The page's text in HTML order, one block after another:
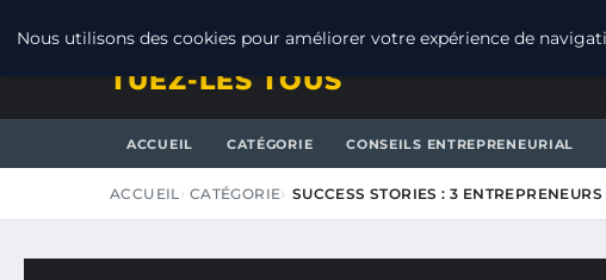
TUEZ-LES TOUS
ACCUEIL CATÉGORIE CONSEILS ENTREPRENEURIAL
ACCUEIL CATÉGORIE SUCCESS STORIES : 3
Nous utilisons des cookies pour améliorer votre expérience de